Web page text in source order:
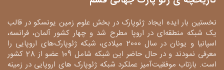
نخستین بار ایده ایجاد ژئوپارک در بخش علوم زمین یونسکو در قالب
یک شبکه منطقه‌ای در اروپا مطرح شد و چهار کشور آلمان، فرانسه،
اسپانیا و یونان در سال 2000 میلادی، شبکه ژئوپارک‌های اروپایی را
معرفی نمودند و در حال حاضر این شبکه شامل 109 عضو از 28 کشور
است. بازتاب موفقیت‌آمیز عملکرد شبکه ژئوپارک های اروپایی در زمینه